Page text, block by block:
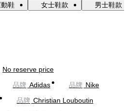
鞋 女士鞋款 男士鞋款
No reserve price
品牌 Adidas 品牌 Nike
品牌 Christian Louboutin